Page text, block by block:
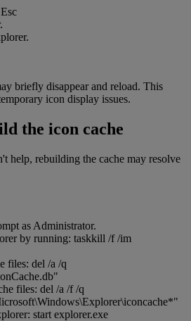
briefly disappear and reload. This
icon display issues.
the icon cache
help, rebuilding the cache may resolve
as Administrator.
by running: taskkill /f /im
files: del /a /q
files: del /a /f /q
start explorer.exe